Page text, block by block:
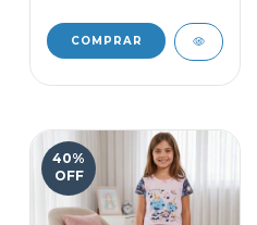
COMPRAR
40%
OFF